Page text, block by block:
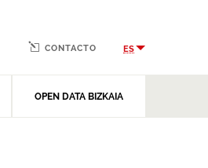
OPEN DATA BIZKAIA
CONTACTO ES